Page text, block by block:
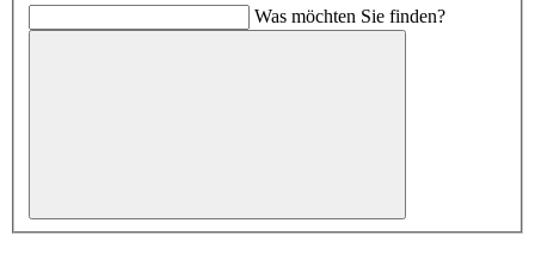
Was möchten Sie finden?